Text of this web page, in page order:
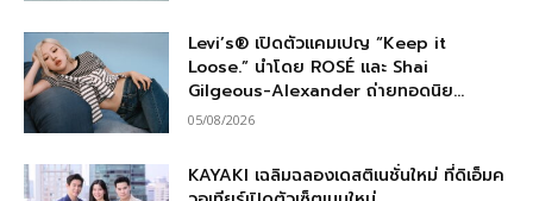
Levi’s® เปิดตัวแคมเปญ “Keep it
Loose.” นำโดย ROSÉ และ Shai
Gilgeous-Alexander ถ่ายทอดนิย...
05/08/2026
KAYAKI เฉลิมฉลองเดสติเนชั่นใหม่ ที่ดิเอ็มค